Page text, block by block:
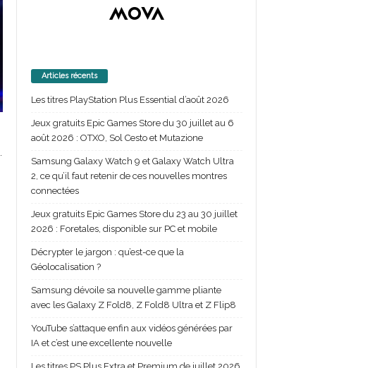
Articles récents
Les titres PlayStation Plus Essential d’août 2026
Jeux gratuits Epic Games Store du 30 juillet au 6
août 2026 : OTXO, Sol Cesto et Mutazione
Samsung Galaxy Watch 9 et Galaxy Watch Ultra
2, ce qu’il faut retenir de ces nouvelles montres
connectées
Jeux gratuits Epic Games Store du 23 au 30 juillet
2026 : Foretales, disponible sur PC et mobile
Décrypter le jargon : qu’est-ce que la
Géolocalisation ?
Samsung dévoile sa nouvelle gamme pliante
avec les Galaxy Z Fold8, Z Fold8 Ultra et Z Flip8
YouTube s’attaque enfin aux vidéos générées par
IA et c’est une excellente nouvelle